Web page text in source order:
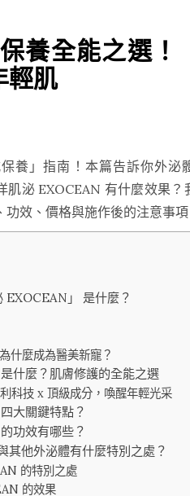
養全能之選！
輕肌
養」指南！本篇告訴你外
肌泌 EXOCEAN 有什麼效果
功效、價格與施作後的注意事
EXOCEAN」 是什麼？
什麼成為醫美新寵？
什麼？肌膚修護的全能之選
科技 x 頂級成分，喚醒年輕光采
大關鍵特點？
功效有哪些？
其他外泌體有什麼特別之處？
的特別之處
的效果